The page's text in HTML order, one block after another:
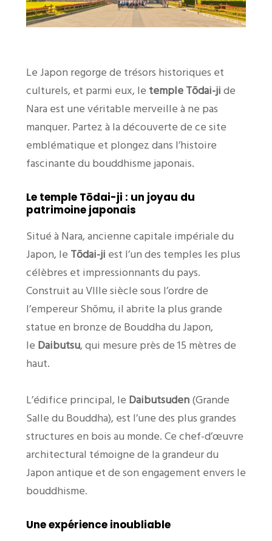
Le Japon regorge de trésors historiques et
culturels, et parmi eux, le temple Tōdai-jide
Nara est une véritable merveille à ne pas
manquer. Partez à la découverte de ce site
emblématique et plongez dans l’histoire
fascinante du bouddhisme japonais.
Le temple Tōdai-ji : un joyau du
patrimoine japonais
Situé à Nara, ancienne capitale impériale du
Japon, le Tōdai-ji est l’un des temples les plus
célèbres et impressionnants du pays.
Construit au VIIIe siècle sous l’ordre de
l’empereur Shōmu, il abrite la plus grande
statue en bronze de Bouddha du Japon,
le Daibutsu, qui mesure près de 15 mètres de
haut.
L’édifice principal, le Daibutsuden(Grande
Salle du Bouddha), est l’une des plus grandes
structures en bois au monde. Ce chef-d’œuvre
architectural témoigne de la grandeur du
Japon antique et de son engagement envers le
bouddhisme.
Une expérience inoubliable